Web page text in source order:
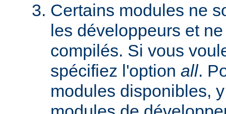
Certains modules ne
les développeurs et
compilés. Si vous
spécifiez l'option all.
modules disponibles,